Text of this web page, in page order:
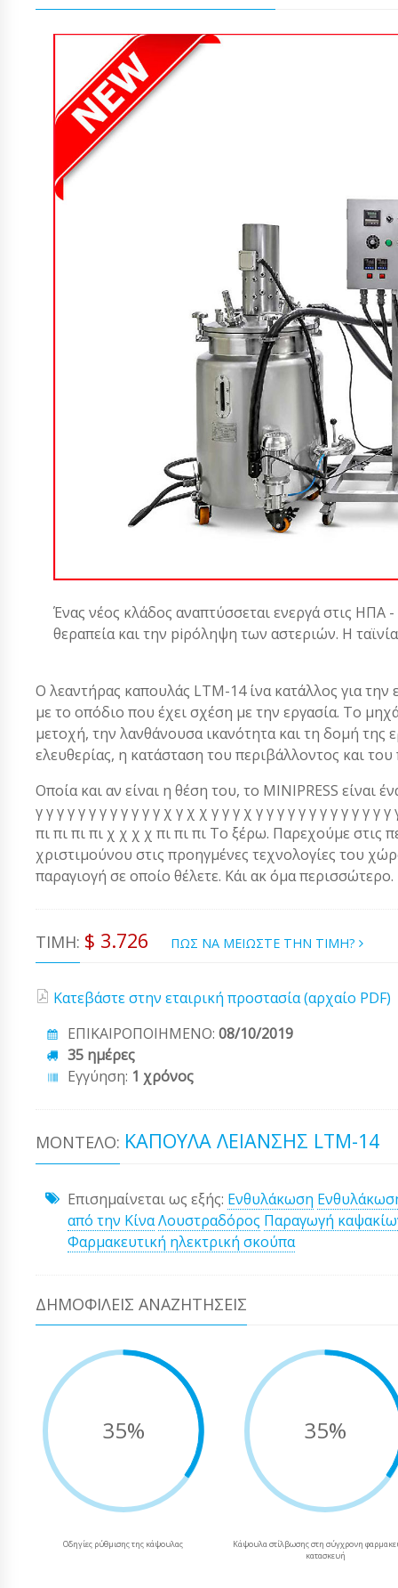
Ένας νέος κλάδος αναπτύσσεται ενεργά στις ΗΠΑ -
θεραπεία και την piρόληψη των αστεριών. Η
Ο λεαντήρας καπουλάς LTM-14 ίνα κατάλλος για
με το οπόδιο που έχει σχέση με την εργασία. Το
μετοχή, την λανθάνουσα ικανότητα και τη δομή
ελευθερίας, η κατάσταση του περιβάλλοντος και
Οποία και αν είναι η θέση του, το MINIPRESS είναι
γ γ γ γ γ γ γ γ γ γ γ γ χ γ χ χ γ γ γ χ γ γ γ γ γ γ γ γ γ γ
πι πι πι πι χ χ χ χ πι πι πι Το ξέρω. Παρεχούμε στις
χριστιμούνου στις προηγμένες τεχνολογίες του
παραγιογή σε οποίο θέλετε. Κάι ακ όμα περισσώτερο.
ΤΙΜΉ: $ 3.726 ΠΩΣ ΝΑ ΜΕΙΩΣΤΕ ΤΗΝ ΤΙΜΗ?
Κατεβάστε στην εταιρική προστασία (αρχαίο PDF)
ΕΠΙΚΑΙΡΟΠΟΙΗΜΕΝΟ: 08/10/2019
35 ημέρες
Εγγύηση: 1 χρόνος
ΜΟΝΤΈΛΟ: ΚΑΠΟΥΛΆ ΛΕΙΆΝΣΗΣ LTM-14
Επισημαίνεται ως εξής: Ενθυλάκωση
από την ΚίναΛουστραδόρος Παραγωγή
Φαρμακευτική ηλεκτρική σκούπα
ΔΗΜΟΦΙΛΕΊΣ ΑΝΑΖΗΤΉΣΕΙΣ
35%
Οδηγίες ρύθμισης της κάψουλας
35%
Κάψουλα στίλβωσης στη σύγχρονη
κατασκευή